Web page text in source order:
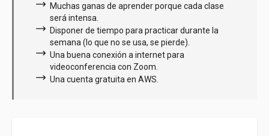
Muchas ganas de aprender porque cada clase
será intensa.
Disponer de tiempo para practicar durante la
semana (lo que no se usa, se pierde).
Una buena conexión a internet para
videoconferencia con Zoom.
Una cuenta gratuita en AWS.